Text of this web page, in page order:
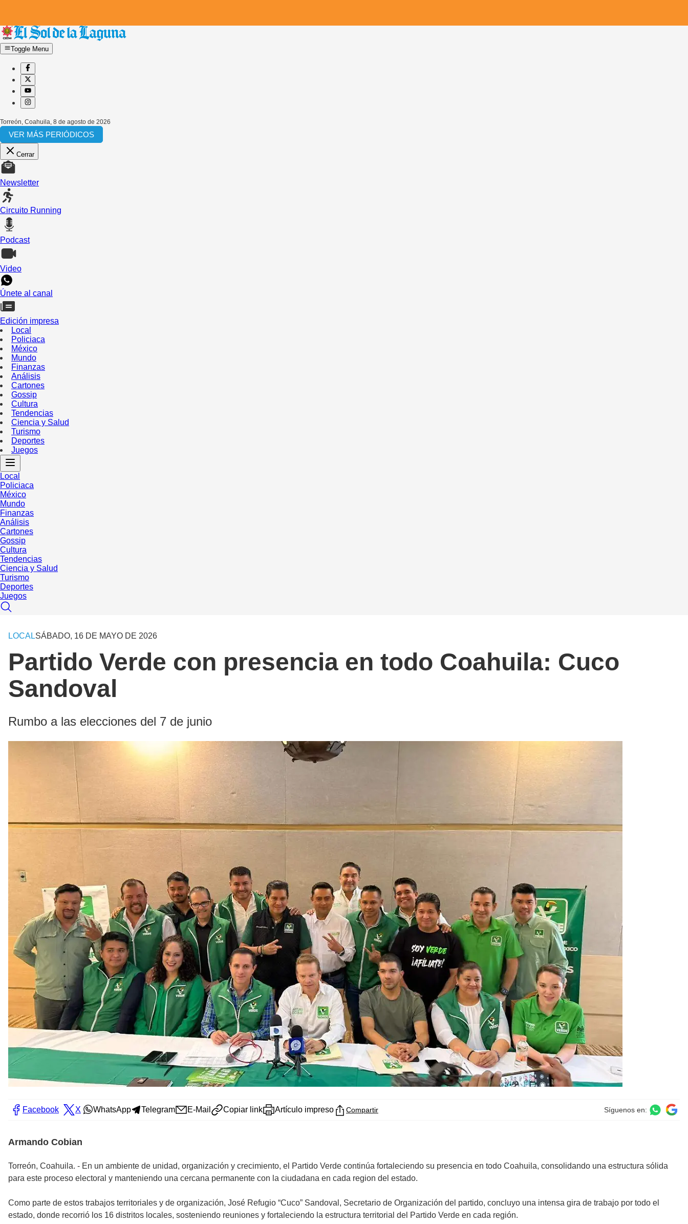
Toggle Menu
Torreón, Coahuila 8 de agosto de 2026
VER MÁS PERIÓDICOS
Cerrar
Newsletter
Circuito Running
Podcast
Video
Únete al canal
Edición impresa
Local
Policiaca
México
Mundo
Finanzas
Análisis
Cartones
Gossip
Cultura
Tendencias
Ciencia y Salud
Turismo
Deportes
Juegos
Local
Policiaca
México
Mundo
Finanzas
Análisis
Cartones
Gossip
Cultura
Tendencias
Ciencia y Salud
Turismo
Deportes
Juegos
LOCALSÁBADO, 16 DE MAYO DE 2026
Partido Verde con presencia en todo Coahuila: Cuco
Sandoval
Rumbo a las elecciones del 7 de junio
Facebook X WhatsApp Telegram E-Mail Copiar link Artículo impreso Compartir Síguenos en:
Armando Cobian
Torreón, Coahuila. - En un ambiente de unidad, organización y crecimiento, el Partido Verde continúa fortaleciendo su presencia en todo Coahuila, consolidando una estructura sólida
para este proceso electoral y manteniendo una cercana permanente con la ciudadana en cada region del estado.
Como parte de estos trabajos territoriales y de organización, José Refugio “Cuco” Sandoval, Secretario de Organización del partido, concluyo una intensa gira de trabajo por todo el
estado, donde recorrió los 16 distritos locales, sosteniendo reuniones y fortaleciendo la estructura territorial del Partido Verde en cada región.